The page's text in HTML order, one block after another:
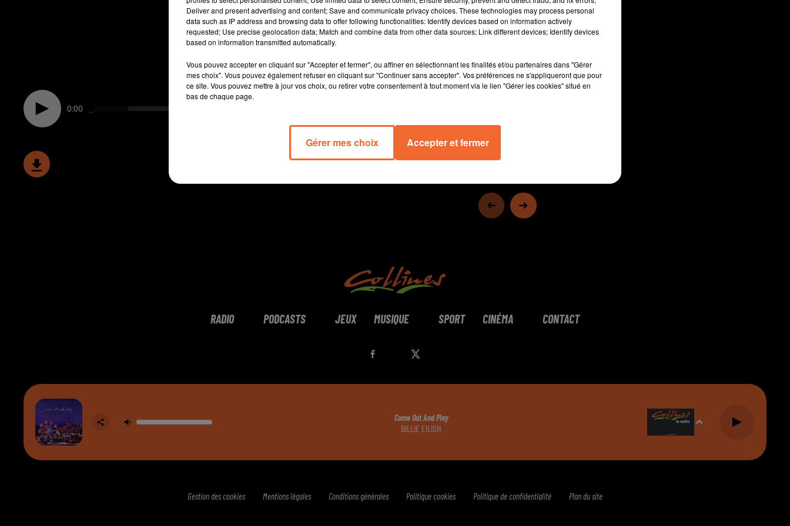
élèves ont utilisé des moyens de transport durables.
Le Rallye de la Vaubaillou a réuni 150 participants à Nueil-les-
Aubiers malgré la pluie. Chevaux, VTT et marcheurs ont
0:00
RADIO PODCASTS JEUX MUSIQUE SPORT CINÉMA CONTACT
Come Out And Play
BILLIE EILISH
Gestion des cookies Mentions légales Conditions générales Politique cookies Politique de confidentialité Plan du site
Deliver and present advertising and content; Save and communicate privacy choices. These technologies may process personal
data such as IP address and browsing data to offer following functionalities: Identify devices based on information actively
requested; Use precise geolocation data; Match and combine data from other data sources; Link different devices; Identify devices
based on information transmitted automatically.
Vous pouvez accepter en cliquant sur "Accepter et fermer", ou affiner en sélectionnant les finalités et/ou partenaires dans "Gérer
mes choix". Vous pouvez également refuser en cliquant sur "Continuer sans accepter". Vos préférences ne s'appliqueront que pour
ce site. Vous pouvez mettre à jour vos choix, ou retirer votre consentement à tout moment via le lien "Gérer les cookies" situé en
bas de chaque page.
Gérer mes choix Accepter et fermer